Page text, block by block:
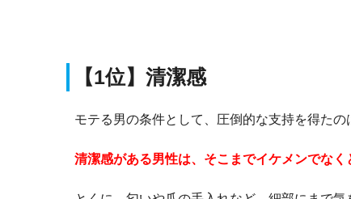
【1位】清潔感
モテる男の条件として、圧倒的な支持を得たの
清潔感がある男性は、そこまでイケメンでな